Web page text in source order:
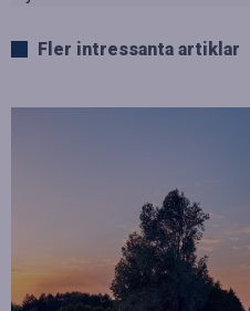
Fler intressanta artiklar